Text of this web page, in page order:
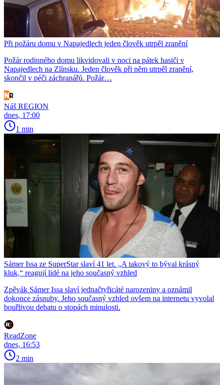
Při požáru domu v Napajedlech jeden člověk utrpěl zranění
Požár rodinného domu likvidovali v noci na pátek hasiči v
Napajedlech na Zlínsku. Jeden člověk při něm utrpěl zranění,
skončil v péči záchranářů. Požár…
Náš REGION
dnes, 17:00
1 min
Sámer Issa ze SuperStar slaví 41 let. „A takový to býval krásný
kluk,“ reagují lidé na jeho současný vzhled
Zpěvák Sámer Issa slaví jednačtyřicáté narozeniny a oznámil
dokonce zásnuby. Jeho současný vzhled ovšem na internetu vyvolal
bouřlivou debatu o stopách minulosti.
ReadZone
dnes, 16:53
2 min